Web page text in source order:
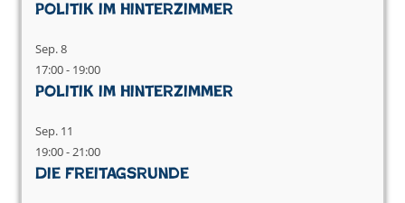
Politik im Hinterzimmer
Sep.8
17:00- 19:00
Politik im Hinterzimmer
Sep. 11
19:00-21:00
Die Freitagsrunde